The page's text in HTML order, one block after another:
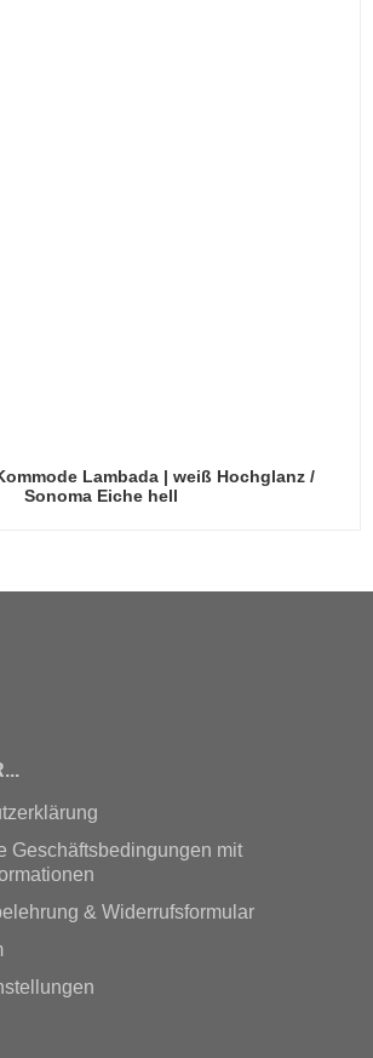
Lambada | weiß Hochglanz /
Sonoma Eiche hell
Geschäftsbedingungen mit
& Widerrufsformular